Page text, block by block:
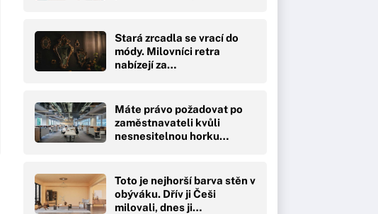
Stará zrcadla se vrací do
módy. Milovníci retra
nabízejí za…
Máte právo požadovat po
zaměstnavateli kvůli
nesnesitelnou horku…
Toto je nejhorší barva stěn v
obýváku. Dřív ji Češi
milovali, dnes ji…